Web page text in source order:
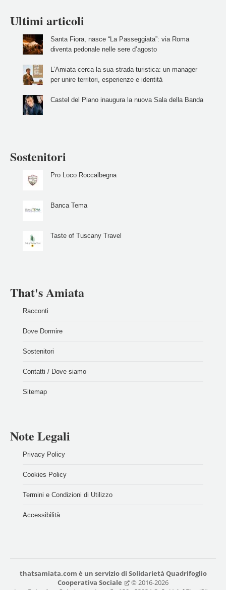
Ultimi articoli
Santa Fiora, nasce “La Passeggiata”: via Roma
diventa pedonale nelle sere d’agosto
L’Amiata cerca la sua strada turistica: un manager
per unire territori, esperienze e identità
Castel del Piano inaugura la nuova Sala della Banda
Sostenitori
Pro Loco Roccalbegna
Banca Tema
Taste of Tuscany Travel
That's Amiata
Racconti
Dove Dormire
Sostenitori
Contatti / Dove siamo
Sitemap
Note Legali
Privacy Policy
Cookies Policy
Termini e Condizioni di Utilizzo
Accessibilità
thatsamiata.com è un servizio di Solidarietà Quadrifoglio
Cooperativa Sociale
© 2016-2026